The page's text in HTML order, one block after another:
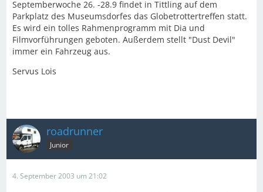
Septemberwoche 26. -28.9 findet in Tittling auf dem
Parkplatz des Museumsdorfes das Globetrottertreffen statt.
Es wird ein tolles Rahmenprogramm mit Dia und
Filmvorführungen geboten. Außerdem stellt "Dust Devil"
immer ein Fahrzeug aus.
Servus Lois
roadrunner
Junior
4. September 2003 um 21:02